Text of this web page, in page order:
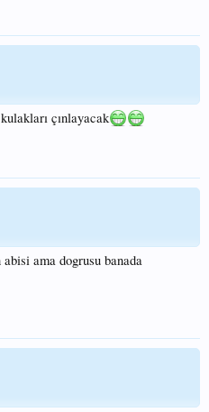
çınlayacak
ama dogrusu banada